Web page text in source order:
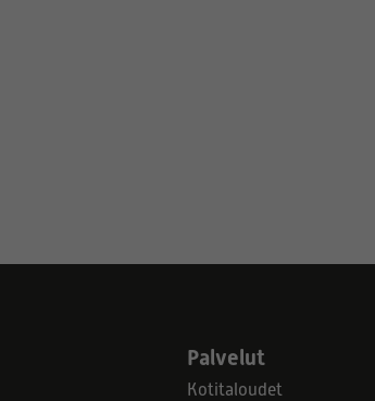
Palvelut
Kotitaloudet